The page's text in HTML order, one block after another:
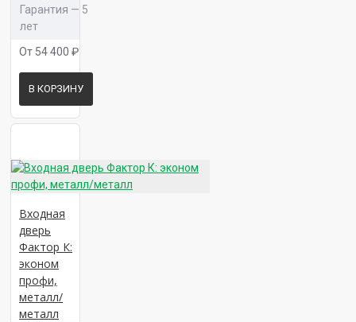
Отделка №175
Отделка №178
Панель 16 Галант К 03
Панель 16 Галант К 05
Гарантия — 5
лет
От 54 400 ₽
В КОРЗИНУ
Входная
дверь
Фактор К:
эконом
профи,
металл/
металл